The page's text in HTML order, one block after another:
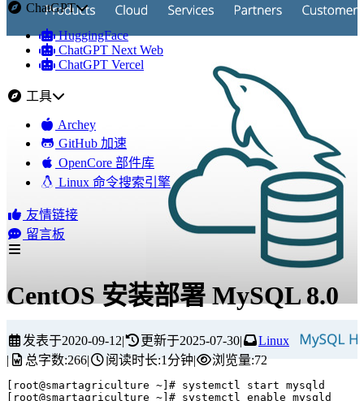
ChatGPT
HuggingFace
ChatGPT Next Web
ChatGPT Vercel
工具
Archey
GitHub 加速
OpenCore 部件库
Linux 命令搜索引擎
友情链接
留言板
CentOS 安装部署 MySQL 8.0
发表于2020-09-12| 更新于2025-07-30|
Linux
|
总字数:266| 阅读时长:1分钟| 浏览量:72
root@smartagriculture ~ # systemctl start mysqld
root@smartagriculture ~ # systemctl enable mysqld